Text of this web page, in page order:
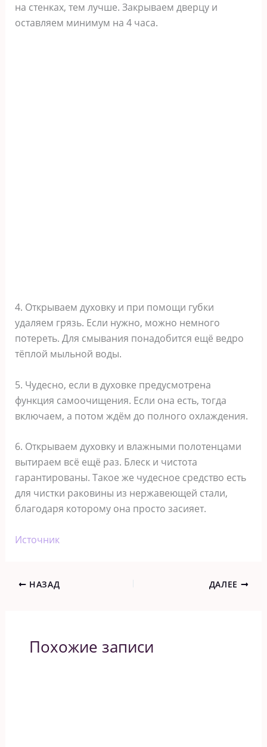
на стенках, тем лучше. Закрываем дверцу и
оставляем минимум на 4 часа.
4. Открываем духовку и при помощи губки
удаляем грязь. Если нужно, можно немного
потереть. Для смывания понадобится ещё ведро
тёплой мыльной воды.
5. Чудесно, если в духовке предусмотрена
функция самоочищения. Если она есть, тогда
включаем, а потом ждём до полного охлаждения.
6. Открываем духовку и влажными полотенцами
вытираем всё ещё раз. Блеск и чистота
гарантированы. Такое же чудесное средство есть
для чистки раковины из нержавеющей стали,
благодаря которому она просто засияет.
Источник
НАЗАД ДАЛЕЕ
Похожие записи